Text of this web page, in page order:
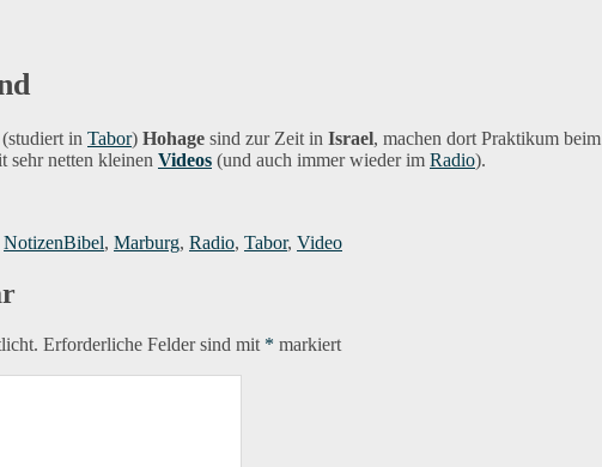
in Tabor) Hohage sind zur Zeit in Israel, machen dort Praktikum beim
sehr netten kleinen Videos (und auch immer wieder im Radio).
NotizenBibel, Marburg, Radio, Tabor, Video
Erforderliche Felder sind mit * markiert